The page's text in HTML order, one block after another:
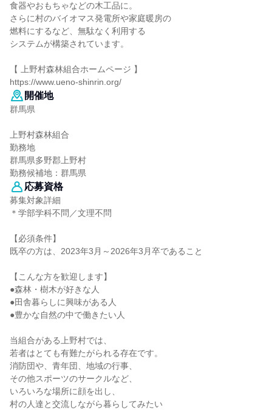
食器やおもちゃなどの木工品に。
さらに村のバイオマス発電所や家庭暖房の
燃料にするなど、無駄なく利用する
システムが構築されています。
【 上野村森林組合ホームページ 】
https://www.ueno-shinrin.org/
開催地
群馬県
上野村森林組合
勤務地
群馬県多野郡上野村
勤務候補地：群馬県
応募資格
募集対象詳細
＊学部学科不問／文理不問
【必須条件】
既卒の方は、2023年3月～2026年3月卒であること
【こんな方を歓迎します】
●森林・樹木が好きな人
●田舎暮らしに興味がある人
●豊かな自然の中で働きたい人
当組合がある上野村では、
若者はとても有難たがられる存在です。
消防団や、青年団、地域の行事、
その他スポーツのサークルなど、
いろいろな場所に顔を出し、
村の人達と交流しながら暮らしてみたい